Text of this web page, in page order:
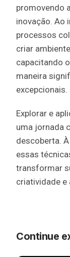
promovendo
inovação. Ao
processos
criar
capacitando
maneira
excepcionais.
Explorar e
uma jornada
descoberta.
essas
transformar
criatividade e
Continue